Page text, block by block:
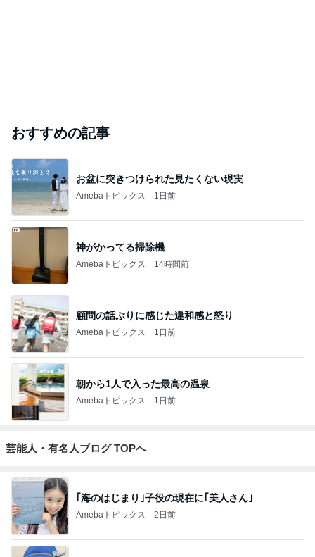
おすすめの記事
お盆に突きつけられた見たくない現実
Amebaトピックス 1日前
神がかってる掃除機
Amebaトピックス 14時間前
顧問の話ぶりに感じた違和感と怒り
Amebaトピックス 1日前
朝から1人で入った最高の温泉
Amebaトピックス 1日前
芸能人・有名人ブログ TOPへ
｢海のはじまり｣子役の現在に｢美人さん｣
Amebaトピックス 2日前